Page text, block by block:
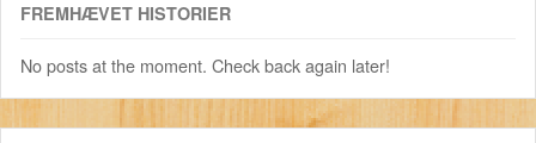
FREMHÆVET HISTORIER
No posts at the moment. Check back again later!